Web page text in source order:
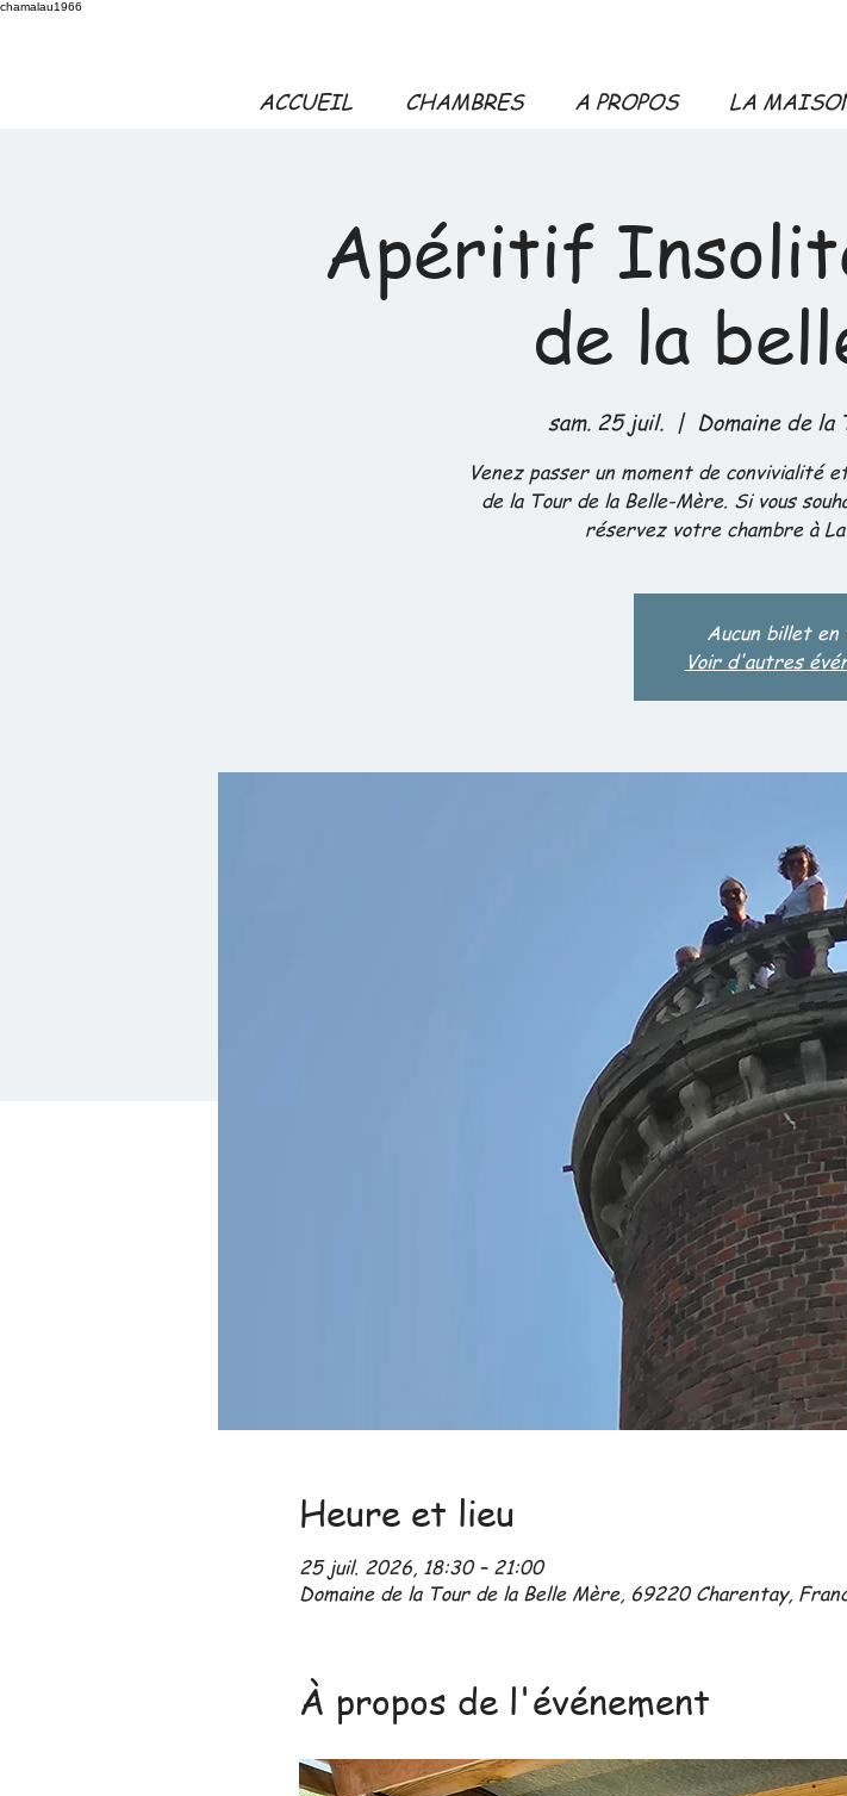
chamalau1966
ACCUEIL CHAMBRES A PROPOS LA
Apéritif
de la
sam. 25 juil.
  |
Domaine de
Venez passer un moment de convivialité
de la Tour de la Belle-Mère. Si vous
réservez votre chambre à La
Aucun billet en
Voir d'autres
Heure et lieu
25 juil. 2026, 18:30 – 21:00
Domaine de la Tour de la Belle Mère, 69220 Charentay,
À propos de l'événement